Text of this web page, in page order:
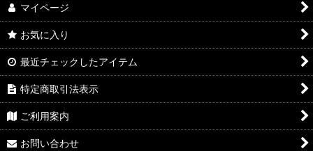
マイページ
お気に入り
最近チェックしたアイテム
特定商取引法表示
ご利用案内
お問い合わせ